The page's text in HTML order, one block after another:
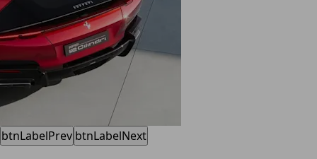
btnLabelPrev btnLabelNext